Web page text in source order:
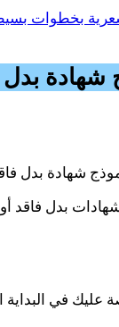
بخطوات
فاقد سادس
إلّا أنّ هذه المنصة لا تقتصر
بدل فاقد أو
في البداية